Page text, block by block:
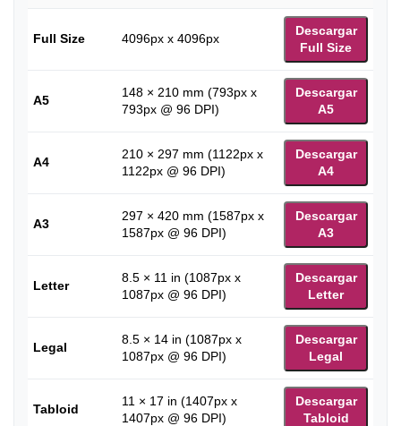
Full Size 4096px x 4096px
Descargar
Full Size
A5
148 × 210 mm (793px x
793px @ 96 DPI)
Descargar
A5
A4
210 × 297 mm (1122px x
1122px @ 96 DPI)
Descargar
A4
A3
297 × 420 mm (1587px x
1587px @ 96 DPI)
Descargar
A3
Letter
8.5 × 11 in (1087px x
1087px @ 96 DPI)
Descargar
Letter
Legal
8.5 × 14 in (1087px x
1087px @ 96 DPI)
Descargar
Legal
Tabloid
11 × 17 in (1407px x
1407px @ 96 DPI)
Descargar
Tabloid